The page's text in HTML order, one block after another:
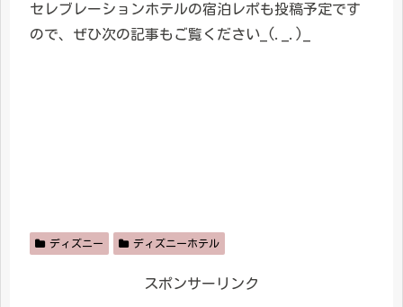
セレブレーションホテルの宿泊レポも投稿予定です
ので、ぜひ次の記事もご覧ください_(._.)_
ディズニー ディズニーホテル
スポンサーリンク